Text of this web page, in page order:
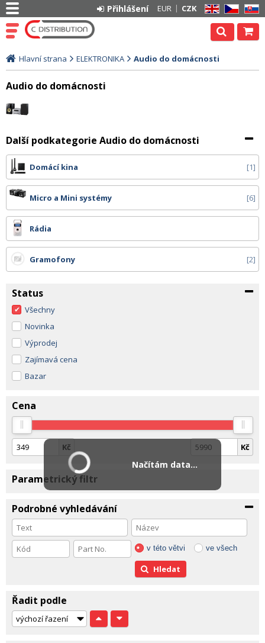
EN CZ SK
EUR CZK
Přihlášení
Hlavní strana ELEKTRONIKA Audio do domácnosti
Audio do domácnosti
Další podkategorie Audio do domácnosti
Domácí kina 1
Micro a Mini systémy 6
Rádia
Gramofony 2
Status
Všechny
Novinka
Výprodej
Zajímavá cena
Bazar
Cena
Kč Kč
Parametrický filtr
Podrobné vyhledávání
v této větvi ve všech
Hledat
Řadit podle
Načítám data...